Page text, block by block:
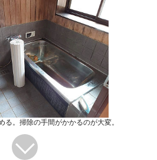
る。掃除の手間がかかるのが大変。